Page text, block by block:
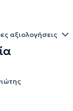
αξιολογήσεις